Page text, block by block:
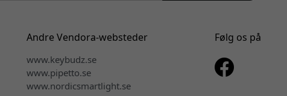
Andre Vendora-websteder
www.keybudz.se
www.pipetto.se
www.nordicsmartlight.se
Følg os på